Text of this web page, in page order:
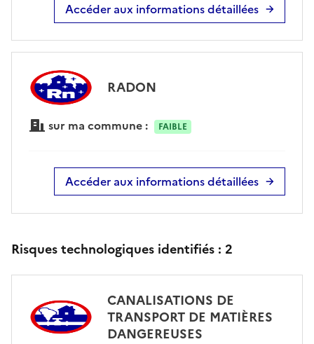
Accéder aux informations détaillées
RADON
sur ma commune : FAIBLE
Accéder aux informations détaillées
Risques technologiques identifiés : 2
CANALISATIONS DE
TRANSPORT DE MATIÈRES
DANGEREUSES